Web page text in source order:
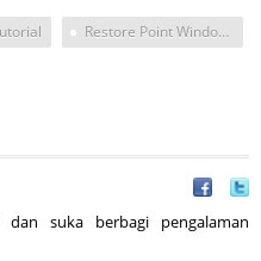
Restore Point Windows 11 Tidak Ada
suka berbagi pengalaman